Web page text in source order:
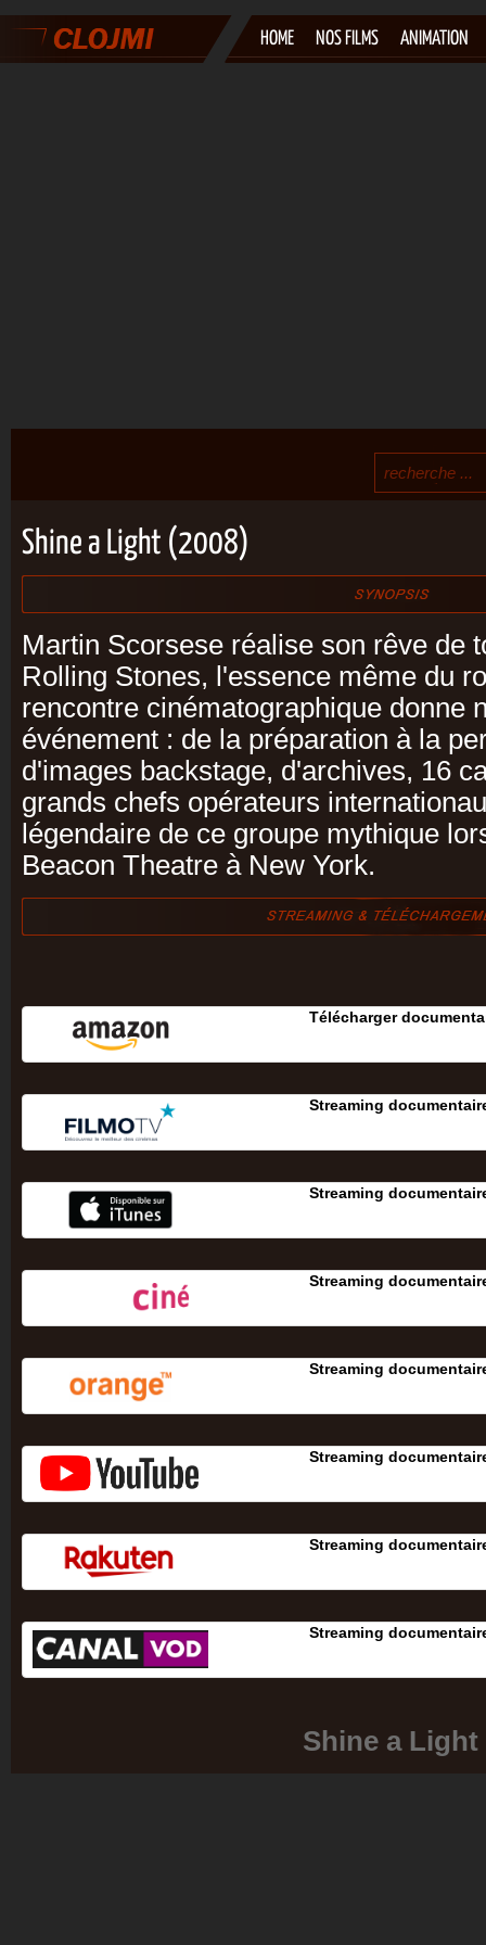
HOME NOS FILMS ANIMATION
Shine a Light (2008)
Martin Scorsese réalise son rêve de
Rolling Stones, l'essence même du
rencontre cinématographique donne
événement : de la préparation à la
d'images backstage, d'archives, 16
grands chefs opérateurs
légendaire de ce groupe mythique
Beacon Theatre à New York.
Télécharger
Streaming
Streaming
Streaming
Streaming
Streaming
Streaming
Streaming
Shine a Light